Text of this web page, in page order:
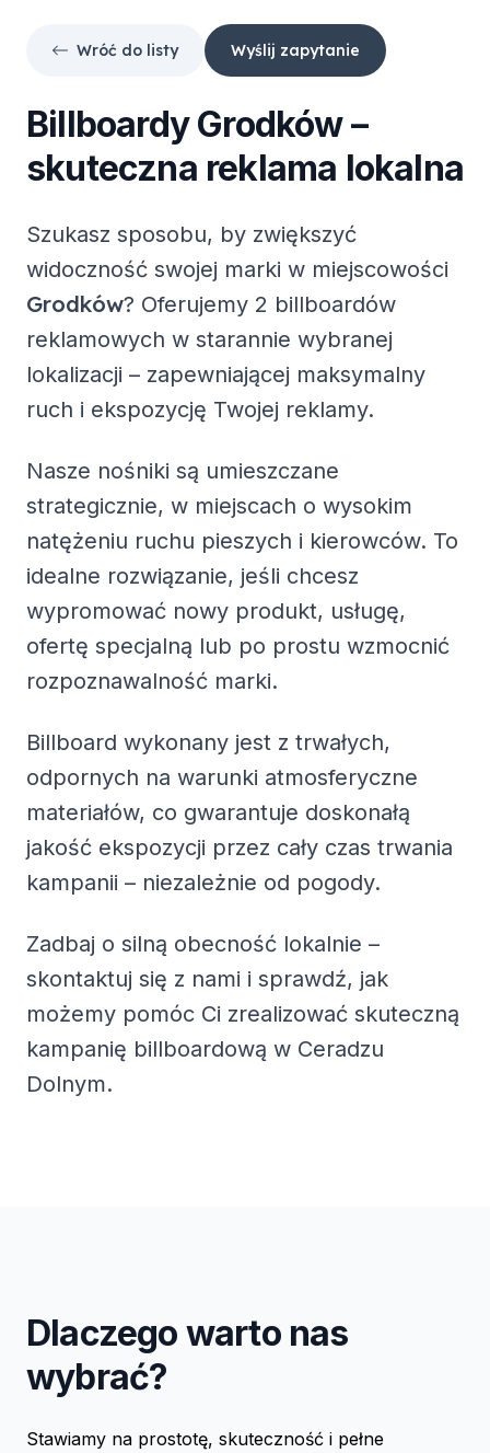
Wróć do listy Wyślij zapytanie
BillboardyGrodków–
skuteczna reklama lokalna
Szukasz sposobu, by zwiększyć
widoczność swojej marki w miejscowości
Grodków? Oferujemy 2 billboardów
reklamowych w starannie wybranej
lokalizacji – zapewniającej maksymalny
ruch i ekspozycję Twojej reklamy.
Nasze nośniki są umieszczane
strategicznie, w miejscach o wysokim
natężeniu ruchu pieszych i kierowców. To
idealne rozwiązanie, jeśli chcesz
wypromować nowy produkt, usługę,
ofertę specjalną lub po prostu wzmocnić
rozpoznawalność marki.
Billboard wykonany jest z trwałych,
odpornych na warunki atmosferyczne
materiałów, co gwarantuje doskonałą
jakość ekspozycji przez cały czas trwania
kampanii – niezależnie od pogody.
Zadbaj o silną obecność lokalnie –
skontaktuj się z nami i sprawdź, jak
możemy pomóc Ci zrealizować skuteczną
kampanię billboardową w Ceradzu
Dolnym.
Dlaczego warto nas
wybrać?
Stawiamy na prostotę, skuteczność i pełne